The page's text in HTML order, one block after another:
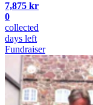
7,875 kr
0
collected
days left
Fundraiser